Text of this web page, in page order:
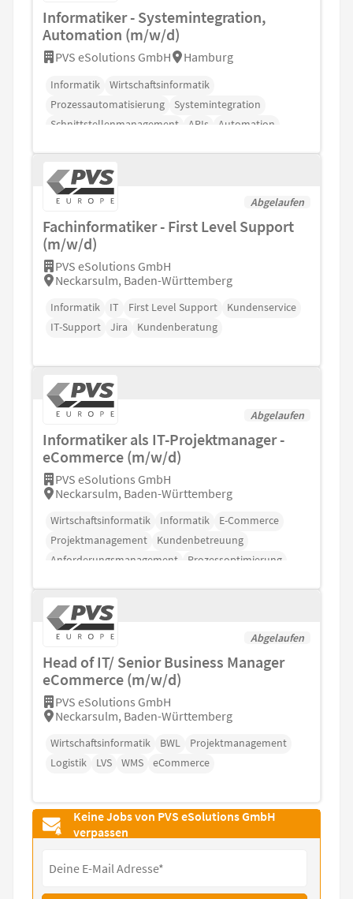
Informatiker - Systemintegration,
Automation (m/w/d)
PVS eSolutions GmbH Hamburg
Informatik
Wirtschaftsinformatik
Prozessautomatisierung
Systemintegration
Schnittstellenmanagement
APIs Automation
Abgelaufen
Fachinformatiker - First Level Support
(m/w/d)
PVS eSolutions GmbH
Neckarsulm, Baden-Württemberg
Informatik IT First Level Support
Kundenservice
IT-Support
Jira Kundenberatung
Abgelaufen
Informatiker als IT-Projektmanager -
eCommerce (m/w/d)
PVS eSolutions GmbH
Neckarsulm, Baden-Württemberg
Wirtschaftsinformatik Informatik
E-Commerce
Projektmanagement
Kundenbetreuung
Anforderungsmanagement
Prozessoptimierung
Abgelaufen
Head of IT/ Senior Business Manager
eCommerce (m/w/d)
PVS eSolutions GmbH
Neckarsulm, Baden-Württemberg
Wirtschaftsinformatik BWL
Projektmanagement
Logistik
LVS WMS eCommerce
Keine Jobs von PVS eSolutions GmbH
verpassen